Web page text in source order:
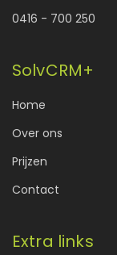
0416 - 700 250
SolvCRM+
Home
Over ons
Prijzen
Contact
Extra links